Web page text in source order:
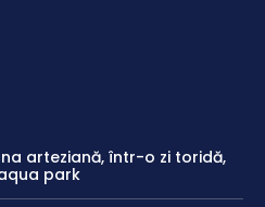
arteziană, într-o zi toridă,
park